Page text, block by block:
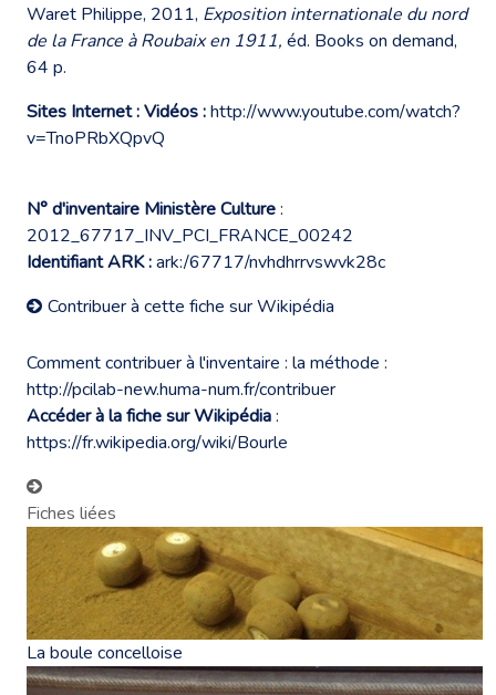
Waret Philippe, 2011, Exposition internationale du nord
de la France à Roubaix en 1911, éd. Books on demand,
64 p.
Sites Internet : Vidéos :http://www.youtube.com/watch?
v=TnoPRbXQpvQ
N° d'inventaire Ministère Culture:
2012_67717_INV_PCI_FRANCE_00242
Identifiant ARK :ark:/67717/nvhdhrrvswvk28c
Contribuer à cette fiche sur Wikipédia
Comment contribuer à l'inventaire : la méthode :
http://pcilab-new.huma-num.fr/contribuer
Accéder à la fiche sur Wikipédia:
https://fr.wikipedia.org/wiki/Bourle
Fiches liées
La boule concelloise